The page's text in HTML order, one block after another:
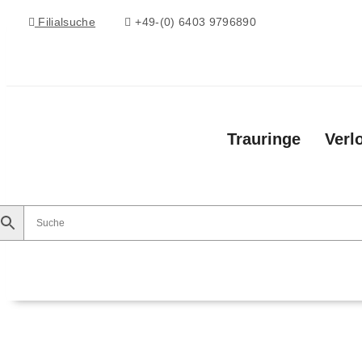
Filialsuche +49-(0) 6403 9796890
Trauringe